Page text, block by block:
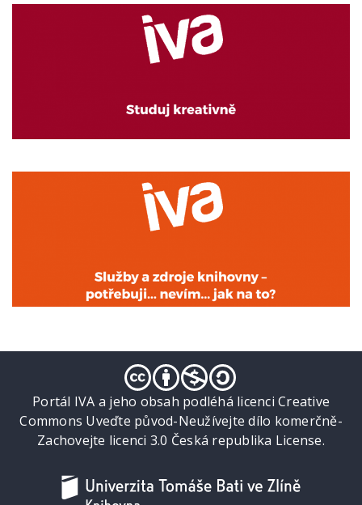
Portál IVA a jeho obsah podléhá licenci Creative
Commons Uveďte původ-Neužívejte dílo komerčně-
Zachovejte licenci 3.0 Česká republika License.